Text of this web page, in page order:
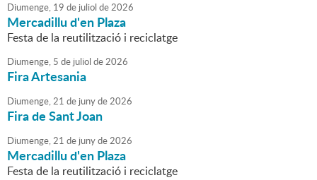
Diumenge, 19 de juliol de2026
Mercadillu d'en Plaza
Festa de la reutilització i reciclatge
Diumenge, 5 de juliol de2026
Fira Artesania
Diumenge,21 de junyde2026
Fira de Sant Joan
Diumenge,21 de junyde2026
Mercadillu d'en Plaza
Festa de la reutilització i reciclatge